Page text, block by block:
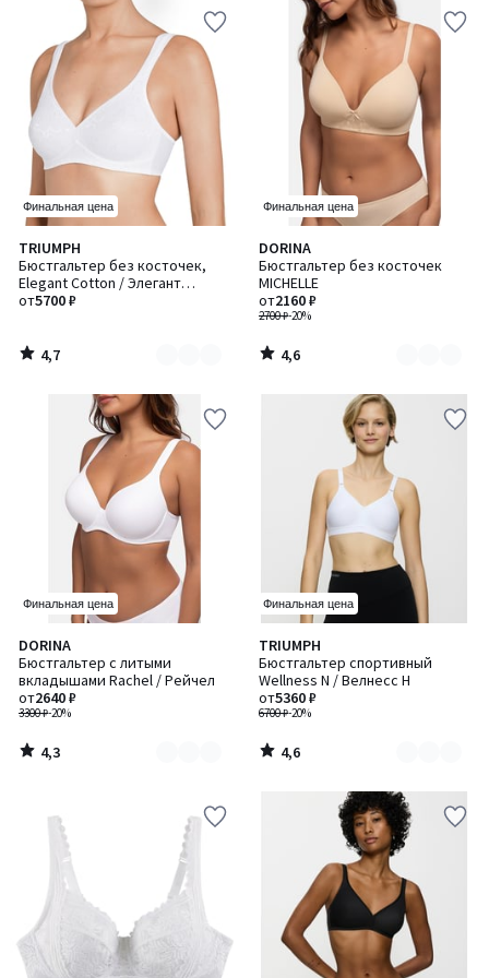
Финальная цена
TRIUMPH
Бюстгальтер без косточек,
Elegant Cotton / Элегант
Коттон
от5700 ₽
4,7
/ 5
Количество
цветов:
2
4,7
/
Финальная цена
DORINA
Бюстгальтер без косточек
MICHELLE
2700 ₽-20%
от2160 ₽
4,6
/ 5
Количество
цветов:
2
4,6
/
Финальная цена
DORINA
Бюстгальтер с литыми
вкладышами Rachel / Рейчел
3300 ₽-20%
от2640 ₽
4,3
/ 5
Количество
цветов:
2
4,3
/
Финальная цена
TRIUMPH
Бюстгальтер спортивный
Wellness N / Велнесс Н
6700 ₽-20%
от5360 ₽
4,6
/ 5
Количество
цветов:
2
4,6
/